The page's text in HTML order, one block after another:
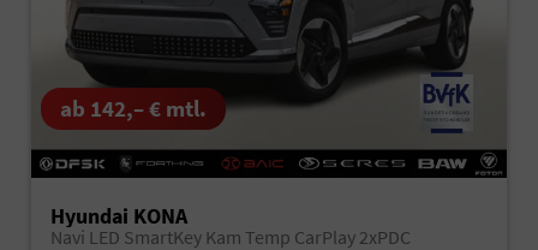
ab 142,– € mtl.
Hyundai KONA
Navi LED SmartKey Kam Temp CarPlay 2xPDC